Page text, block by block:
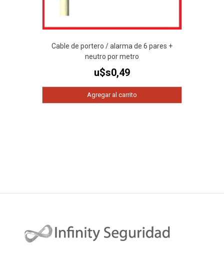
Cable de portero / alarma de 6 pares +
neutro por metro
u$s0,49
Agregar al carrito